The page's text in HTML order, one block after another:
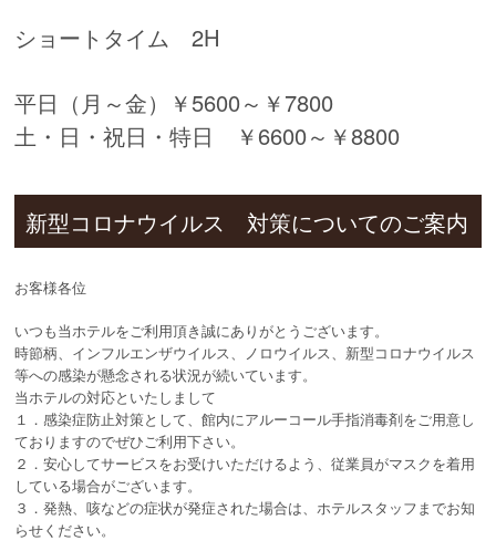
ショートタイム 2H
平日（月～金）￥5600～￥7800
土・日・祝日・特日 ￥6600～￥8800
新型コロナウイルス 対策についてのご案内
お客様各位
いつも当ホテルをご利用頂き誠にありがとうございます。
時節柄、インフルエンザウイルス、ノロウイルス、新型コロナウイルス
等への感染が懸念される状況が続いています。
当ホテルの対応といたしまして
１．感染症防止対策として、館内にアルーコール手指消毒剤をご用意し
ておりますのでぜひご利用下さい。
２．安心してサービスをお受けいただけるよう、従業員がマスクを着用
している場合がございます。
３．発熱、咳などの症状が発症された場合は、ホテルスタッフまでお知
らせください。